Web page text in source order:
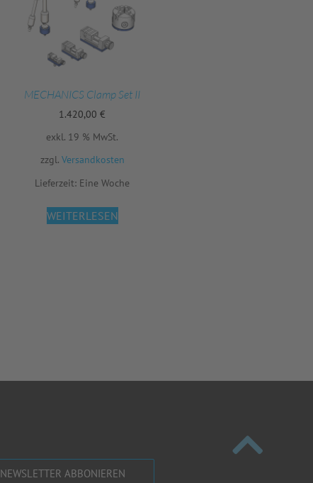
MECHANICS Clamp Set II
1.420,00 €
exkl. 19 % MwSt.
zzgl. Versandkosten
Lieferzeit: Eine Woche
WEITERLESEN
NEWSLETTER ABBONIEREN